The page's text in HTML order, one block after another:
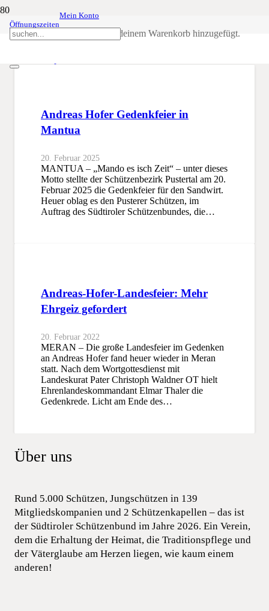
Öffnungszeiten
Mein Konto
wurde deinem Warenkorb hinzugefügt.
Ehrenkompanie
Andreas Hofer Gedenkfeier in
Mantua
20. Februar 2025
MANTUA – „Mando es isch Zeit“ – unter dieses
Motto stellte der Schützenbezirk Pustertal am 20.
Februar 2025 die Gedenkfeier für den Sandwirt.
Heuer oblag es den Pusterer Schützen, im
Auftrag des Südtiroler Schützenbundes, die…
Andreas-Hofer-Landesfeier: Mehr
Ehrgeiz gefordert
20. Februar 2022
MERAN – Die große Landesfeier im Gedenken
an Andreas Hofer fand heuer wieder in Meran
statt. Nach dem Wortgottesdienst mit
Landeskurat Pater Christoph Waldner OT hielt
Ehrenlandeskommandant Elmar Thaler die
Gedenkrede. Licht am Ende des…
Über uns
Rund 5.000 Schützen, Jungschützen in 139
Mitgliedskompanien und 2 Schützenkapellen – das ist
der Südtiroler Schützenbund im Jahre 2026. Ein Verein,
dem die Erhaltung der Heimat, die Traditionspflege und
der Väterglaube am Herzen liegen, wie kaum einem
anderen!